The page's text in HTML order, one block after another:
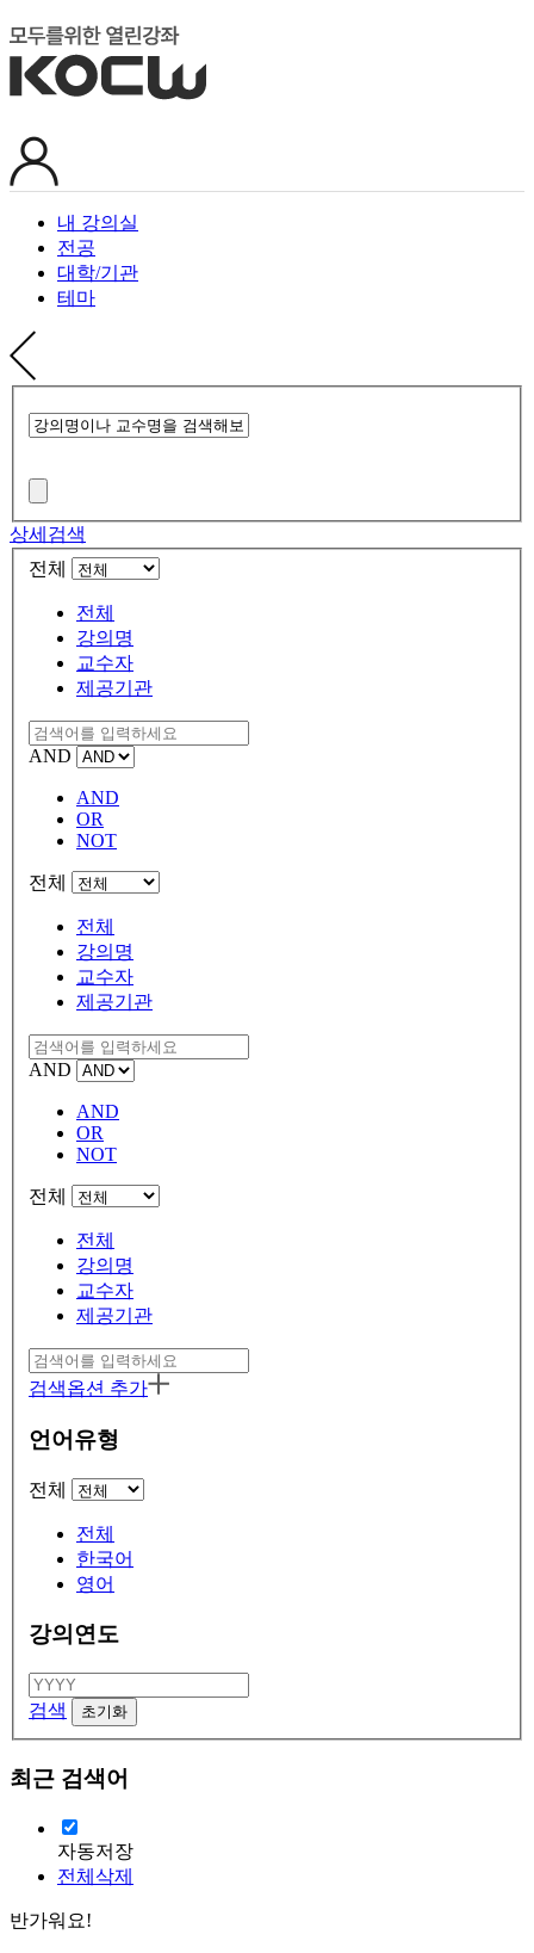
내 강의실
전공
대학/기관
테마
상세검색
전체
전체
강의명
교수자
제공기관
AND
AND
OR
NOT
전체
전체
강의명
교수자
제공기관
AND
AND
OR
NOT
전체
전체
강의명
교수자
제공기관
검색옵션 추가
언어유형
전체
전체
한국어
영어
강의연도
검색
최근 검색어
자동저장
전체삭제
반가워요!